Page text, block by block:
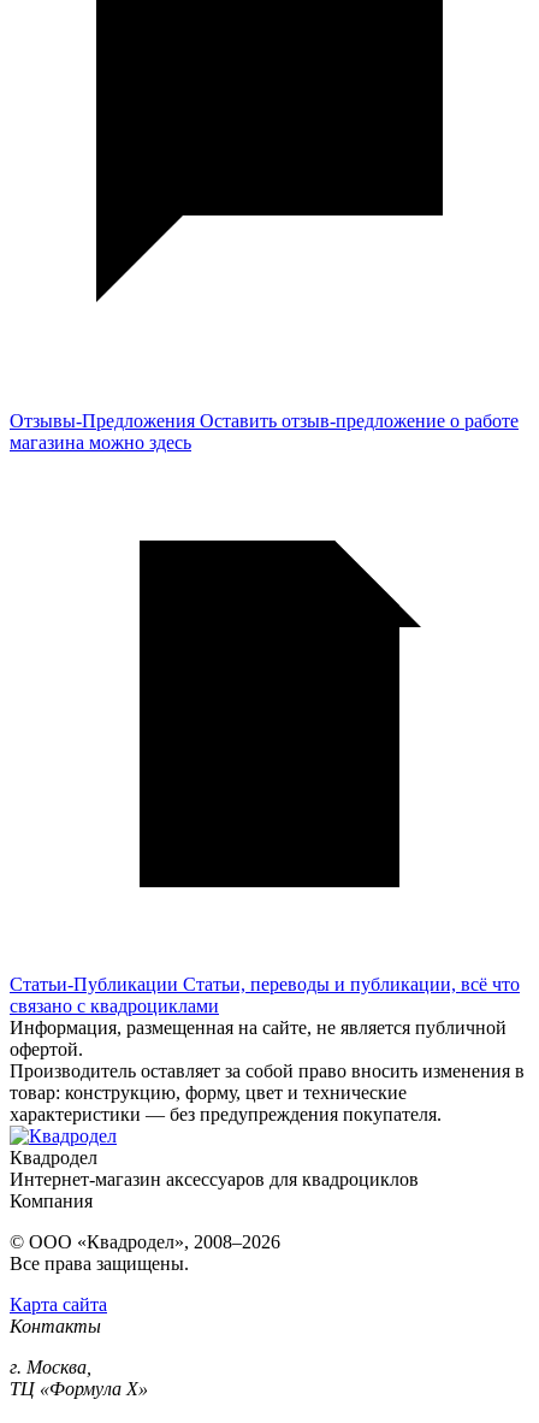
Отзывы-Предложения Оставить отзыв-предложение о работе
магазина можно здесь
Статьи-Публикации Статьи, переводы и публикации, всё что
связано с квадроциклами
Информация, размещенная на сайте, не является публичной
офертой.
Производитель оставляет за собой право вносить изменения в
товар: конструкцию, форму, цвет и технические
характеристики — без предупреждения покупателя.
Квадродел
Интернет-магазин аксессуаров для квадроциклов
Компания
© ООО «Квадродел», 2008–2026
Все права защищены.
Карта сайта
Контакты
г. Москва,
ТЦ «Формула Х»